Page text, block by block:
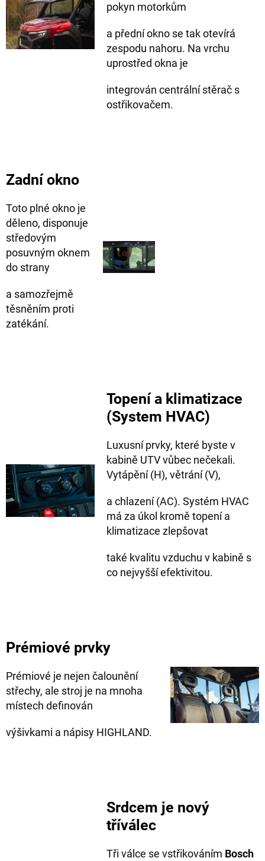
pokyn motorkům
a přední okno se tak otevírá
zespodu nahoru. Na vrchu
uprostřed okna je
integrován centrální stěrač s
ostřikovačem.
Zadní okno
Toto plné okno je
děleno, disponuje
středovým
posuvným oknem
do strany
a samozřejmě
těsněním proti
zatékání.
Topení a klimatizace
(System HVAC)
Luxusní prvky, které byste v
kabině UTV vůbec nečekali.
Vytápění (H), větrání (V),
a chlazení (AC). Systém HVAC
má za úkol kromě topení a
klimatizace zlepšovat
také kvalitu vzduchu v kabině s
co nejvyšší efektivitou.
Prémiové prvky
Prémiové je nejen čalounění
střechy, ale stroj je na mnoha
místech definován
výšivkami a nápisy HIGHLAND.
Srdcem je nový
tříválec
Tři válce se vstřikováním Bosch